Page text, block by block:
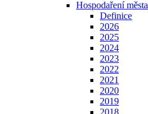
Hospodaření města
Definice
2026
2025
2024
2023
2022
2021
2020
2019
2018